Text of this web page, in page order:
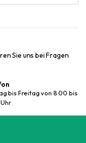
Sie uns bei Fragen
bis Freitag von 8:00 bis